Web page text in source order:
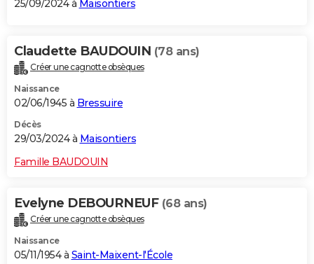
25/09/2024 à Maisontiers
Claudette BAUDOUIN (78 ans)
Créer une cagnotte obsèques
Naissance
02/06/1945 à Bressuire
Décès
29/03/2024 à Maisontiers
Famille BAUDOUIN
Evelyne DEBOURNEUF (68 ans)
Créer une cagnotte obsèques
Naissance
05/11/1954 à Saint-Maixent-l'École